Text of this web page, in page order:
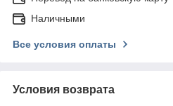
Наличными
Все условия оплаты
Условия возврата